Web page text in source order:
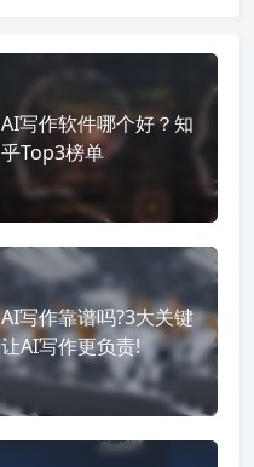
AI写作软件哪个好？知
乎Top3榜单
AI写作靠谱吗?3大关键
让AI写作更负责!